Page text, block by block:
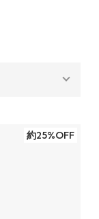
約25%OFF